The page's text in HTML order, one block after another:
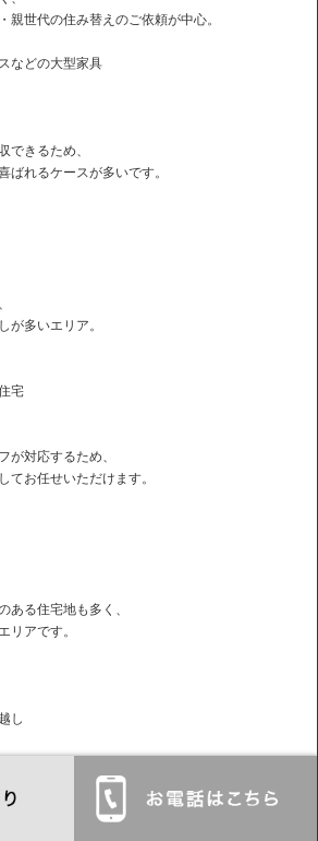
親世代の住み替えのご依頼が中心。
などの大型家具
できるため、
ばれるケースが多いです。
が多いエリア。
宅
が対応するため、
てお任せいただけます。
ある住宅地も多く、
リアです。
し